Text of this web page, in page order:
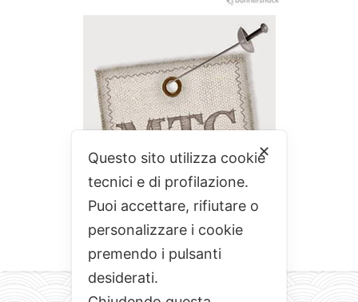
✕
Questo sito utilizza cookie
tecnici e di profilazione.
Puoi accettare, rifiutare o
personalizzare i cookie
premendo i pulsanti
desiderati.